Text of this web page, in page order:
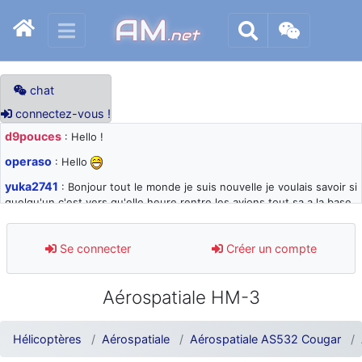
AM.net
chat
connectez-vous !
d9pouces : Hello !
operaso : Hello
yuka2741 : Bonjour tout le monde je suis nouvelle je voulais savoir si
quelqu'un c'est vers qu'elle heure rentre les avions tout sa a la base
d9pouces: désolé pour les quelques blocages du site ces derniers
jours : je teste des méthodes contre le spam et les bots trop nocifs
: Super, la nouvelle bannière
d9pouces: je suis un avion@,._,+ > lesquels ? je ne suis pas sûr de
comprendre
Se connecter Créer un compte
Aérospatiale HM-3
Hélicoptères Aérospatiale Aérospatiale AS532 Cougar